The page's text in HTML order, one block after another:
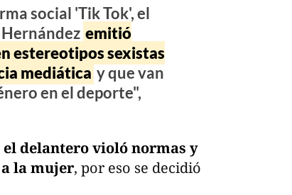
social 'Tik Tok', el
emitió
estereotipos sexistas
mediática y que van
en el deporte",
el delantero violó normas y
la mujer, por eso se decidió